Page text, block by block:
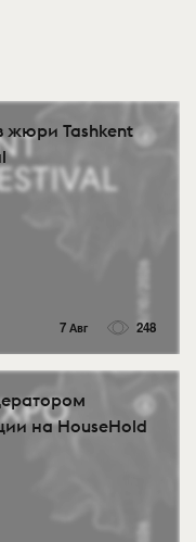
жюри Tashkent
7 Авг 248
на HouseHold